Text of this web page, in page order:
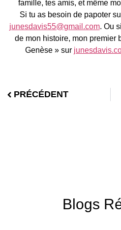
famille, tes amis, et même
Si tu as besoin de papoter
junesdavis55@gmail.com. Ou
de mon histoire, mon premier
Genèse » sur
PRÉCÉDENT
Blogs